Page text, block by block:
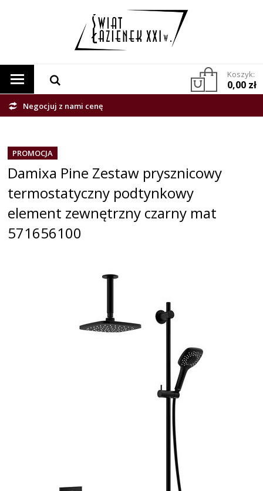
Koszyk:
0,00 zł
Negocjuj z nami cenę
PROMOCJA
Damixa Pine Zestaw prysznicowy
termostatyczny podtynkowy
element zewnętrzny czarny mat
571656100